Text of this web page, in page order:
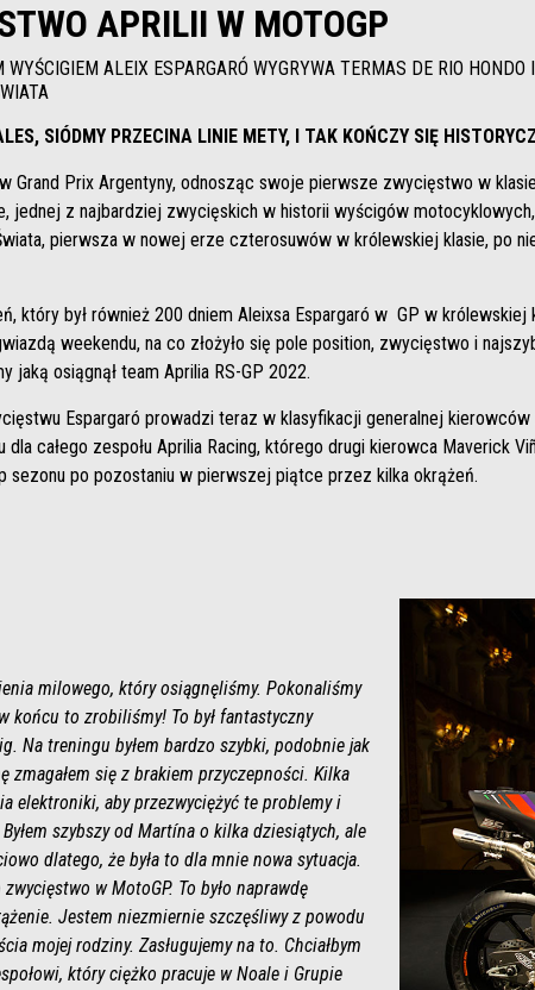
APRILII W MOTOGP
WYŚCIGIEM ALEIX ESPARGARÓ WYGRYWA TERMAS DE RIO
SIÓDMY PRZECINA LINIE METY, I TAK KOŃCZY SIĘ
Grand Prix Argentyny, odnosząc swoje pierwsze zwycięstwo w
jednej z najbardziej zwycięskich w historii wyścigów
pierwsza w nowej erze czterosuwów w królewskiej klasie, po
który był również 200 dniem Aleixsa Espargaró w GP w królewskiej
weekendu, na co złożyło się pole position, zwycięstwo i
jaką osiągnął team Aprilia RS-GP 2022.
Espargaró prowadzi teraz w klasyfikacji generalnej
dla całego zespołu Aprilia Racing, którego drugi kierowca Maverick
sezonu po pozostaniu w pierwszej piątce przez kilka okrążeń.
milowego, który osiągnęliśmy. Pokonaliśmy
końcu to zrobiliśmy! To był fantastyczny
Na treningu byłem bardzo szybki, podobnie jak
zmagałem się z brakiem przyczepności. Kilka
elektroniki, aby przezwyciężyć te problemy i
szybszy od Martína o kilka dziesiątych, ale
dlatego, że była to dla mnie nowa sytuacja.
w MotoGP. To było naprawdę
Jestem niezmiernie szczęśliwy z powodu
mojej rodziny. Zasługujemy na to. Chciałbym
który ciężko pracuje w Noale i Grupie